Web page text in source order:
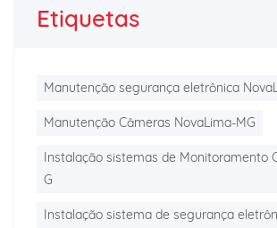
Etiquetas
Manutenção segurança eletrônica
Manutenção Câmeras NovaLima-MG
Instalação sistemas de Monitoramento
G
Instalação sistema de segurança